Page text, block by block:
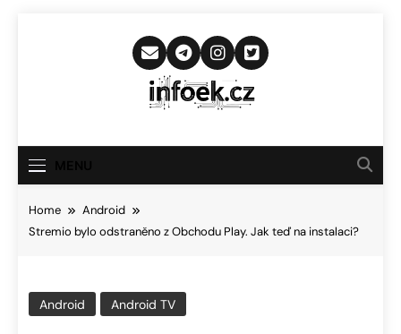
Infoek.cz
Novinkám
Home
Android
Stremio bylo odstraněno z Obchodu Play. Jak teď na instalaci?
Android Android TV